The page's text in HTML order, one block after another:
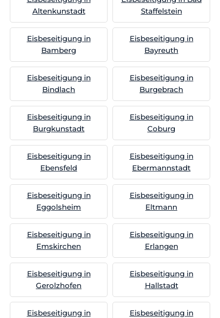
Altenkunstadt
Staffelstein
Eisbeseitigung in
Bamberg
Eisbeseitigung in
Bayreuth
Eisbeseitigung in
Bindlach
Eisbeseitigung in
Burgebrach
Eisbeseitigung in
Burgkunstadt
Eisbeseitigung in
Coburg
Eisbeseitigung in
Ebensfeld
Eisbeseitigung in
Ebermannstadt
Eisbeseitigung in
Eggolsheim
Eisbeseitigung in
Eltmann
Eisbeseitigung in
Emskirchen
Eisbeseitigung in
Erlangen
Eisbeseitigung in
Gerolzhofen
Eisbeseitigung in
Hallstadt
Eisbeseitigung in
Eisbeseitigung in